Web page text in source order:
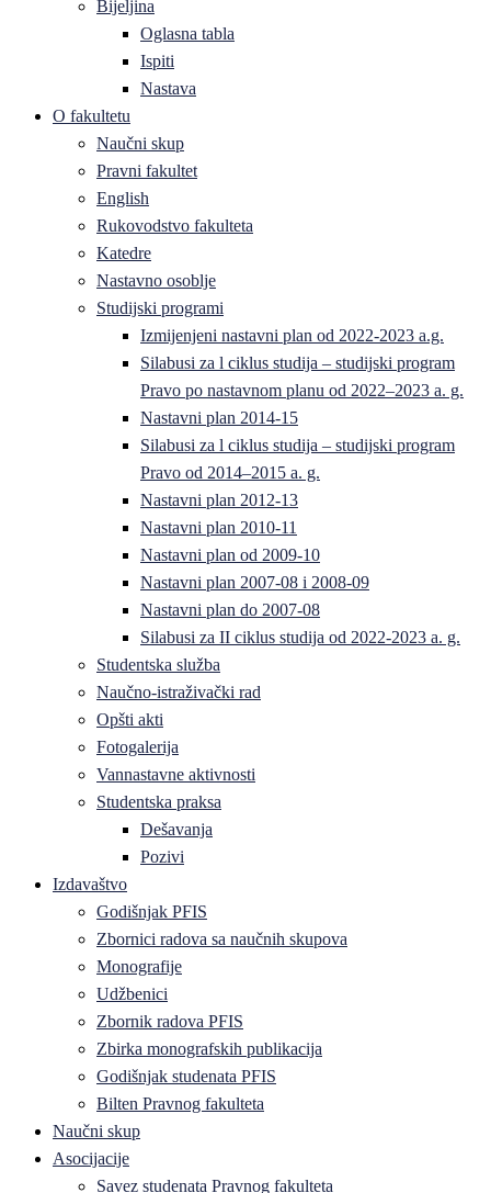
Bijeljina
Oglasna tabla
Ispiti
Nastava
O fakultetu
Naučni skup
Pravni fakultet
English
Rukovodstvo fakulteta
Katedre
Nastavno osoblje
Studijski programi
Izmijenjeni nastavni plan od 2022-2023 a.g.
Silabusi za l ciklus studija – studijski program
Pravo po nastavnom planu od 2022–2023 a. g.
Nastavni plan 2014-15
Silabusi za l ciklus studija – studijski program
Pravo od 2014–2015 a. g.
Nastavni plan 2012-13
Nastavni plan 2010-11
Nastavni plan od 2009-10
Nastavni plan 2007-08 i 2008-09
Nastavni plan do 2007-08
Silabusi za II ciklus studija od 2022-2023 a. g.
Studentska služba
Naučno-istraživački rad
Opšti akti
Fotogalerija
Vannastavne aktivnosti
Studentska praksa
Dešavanja
Pozivi
Izdavaštvo
Godišnjak PFIS
Zbornici radova sa naučnih skupova
Monografije
Udžbenici
Zbornik radova PFIS
Zbirka monografskih publikacija
Godišnjak studenata PFIS
Bilten Pravnog fakulteta
Naučni skup
Asocijacije
Savez studenata Pravnog fakulteta